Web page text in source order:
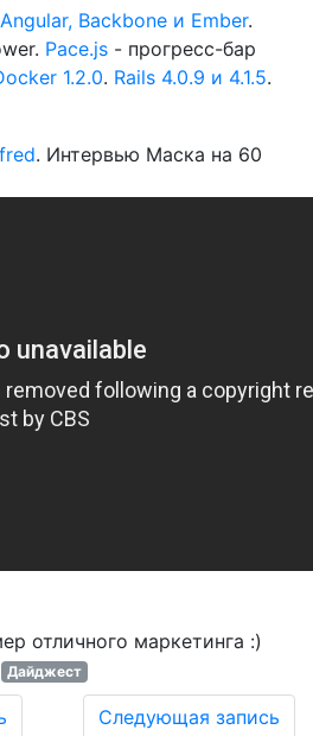
Backbone и Ember.
Pace.js - прогресс-бар
1.2.0. Rails 4.0.9 и 4.1.5.
. Интервью Маска на 60
отличного маркетинга :)
Дайджест
Следующая запись